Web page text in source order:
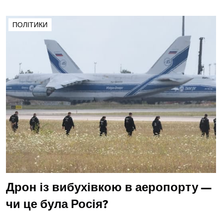
ПОЛІТИКИ
Дрон із вибухівкою в аеропорту —
чи це була Росія?